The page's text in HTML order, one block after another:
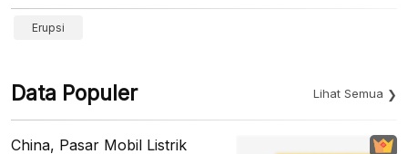
Erupsi
Data Populer Lihat Semua
China, Pasar Mobil Listrik